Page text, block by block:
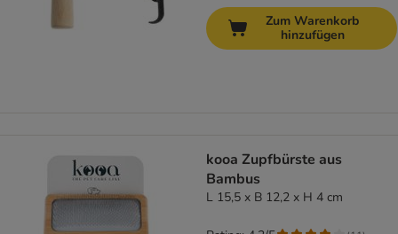
Zum Warenkorb
hinzufügen
kooa Zupfbürste aus
Bambus
L 15,5 x B 12,2 x H 4 cm